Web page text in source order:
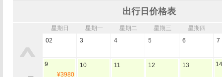
出行日价格表
星期日 星期一 星期二 星期三 星期四
02
3 4 5 6 7
9
¥3980
10 11 12 13 14